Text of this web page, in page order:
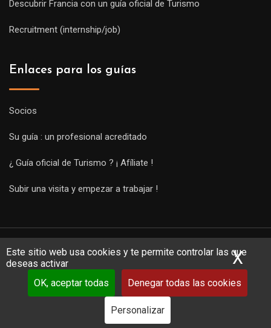
Este sitio web usa cookies y te permite controlar las que
deseas activar
OK, aceptar todas
Denegar todas las cookies
Personalizar
X
Descubrir Francia con un guía oficial de Turismo
Recruitment (internship/job)
Enlaces para los guías
Socios
Su guía : un profesional acreditado
¿ Guía oficial de Turismo ? ¡ Afíliate !
Subir una visita y empezar a trabajar !
Copyright Guides 2021. Tous droits réservés.
Développement
web sur mesurepar iSoluce